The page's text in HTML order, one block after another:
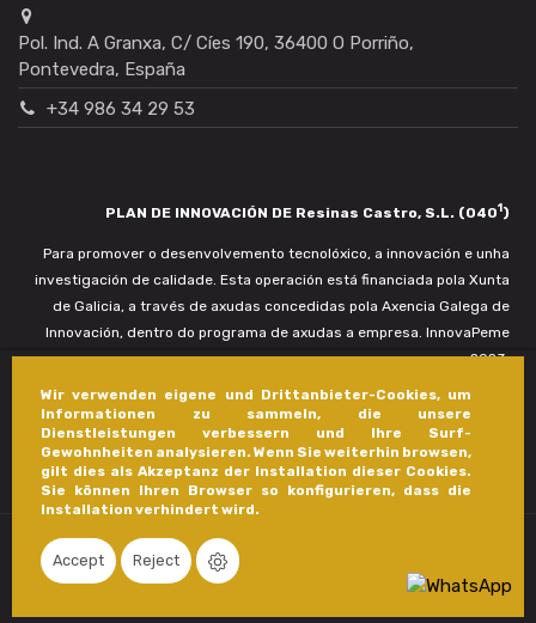
Wir verwenden eigene und Drittanbieter-Cookies, um
Informationen zu sammeln, die unsere
Dienstleistungen verbessern und Ihre Surf-
Gewohnheiten analysieren. Wenn Sie weiterhin browsen,
gilt dies als Akzeptanz der Installation dieser Cookies.
Sie können Ihren Browser so konfigurieren, dass die
Installation verhindert wird.
Accept Reject
Pol. Ind. A Granxa, C/ Cíes 190, 36400 O Porriño,
Pontevedra, España
+34 986 34 29 53
PLAN DE INNOVACIÓN DE Resinas Castro, S.L. (0401)
Para promover o desenvolvemento tecnolóxico, a innovación e unha
investigación de calidade. Esta operación está financiada pola Xunta
de Galicia, a través de axudas concedidas pola Axencia Galega de
Innovación, dentro do programa de axudas a empresa. InnovaPeme
2023.